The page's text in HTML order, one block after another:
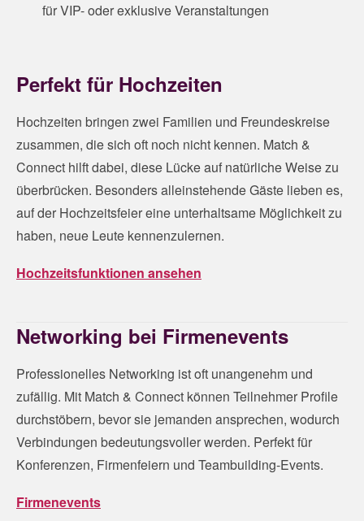
für VIP- oder exklusive Veranstaltungen
Perfekt für Hochzeiten
Hochzeiten bringen zwei Familien und Freundeskreise
zusammen, die sich oft noch nicht kennen. Match &
Connect hilft dabei, diese Lücke auf natürliche Weise zu
überbrücken. Besonders alleinstehende Gäste lieben es,
auf der Hochzeitsfeier eine unterhaltsame Möglichkeit zu
haben, neue Leute kennenzulernen.
Hochzeitsfunktionen ansehen
Networking bei Firmenevents
Professionelles Networking ist oft unangenehm und
zufällig. Mit Match & Connect können Teilnehmer Profile
durchstöbern, bevor sie jemanden ansprechen, wodurch
Verbindungen bedeutungsvoller werden. Perfekt für
Konferenzen, Firmenfeiern und Teambuilding-Events.
Firmenevents